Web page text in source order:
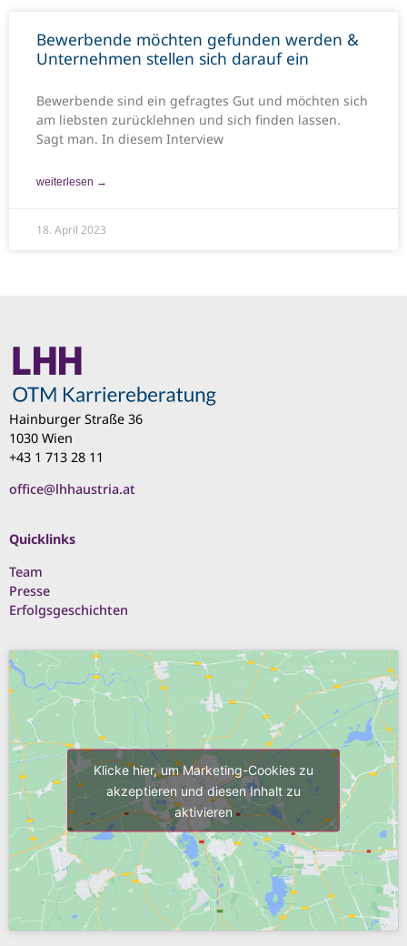
Bewerbende möchten gefunden werden &
Unternehmen stellen sich darauf ein
Bewerbende sind ein gefragtes Gut und möchten sich
am liebsten zurücklehnen und sich finden lassen.
Sagt man. In diesem Interview
weiterlesen →
18. April 2023
Hainburger Straße 36
1030 Wien
+43 1 713 28 11
office@lhhaustria.at
Quicklinks
Team
Presse
Erfolgsgeschichten
Klicke hier, um Marketing-Cookies zu
akzeptieren und diesen Inhalt zu
aktivieren